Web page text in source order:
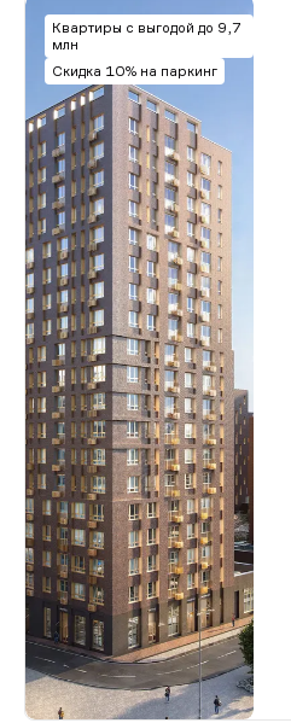
Квартиры с выгодой до 9,7
млн
Скидка 10% на паркинг